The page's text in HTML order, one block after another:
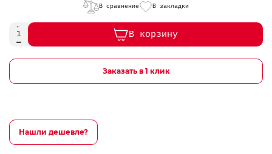
В сравнение В закладки
В корзину
Заказать в 1 клик
Нашли дешевле?